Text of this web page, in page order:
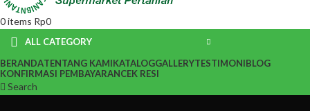
0items Rp0
ALL CATEGORY
BERANDATENTANG KAMIKATALOGGALLERYTESTIMONIBLOG
KONFIRMASI PEMBAYARANCEK RESI
Search